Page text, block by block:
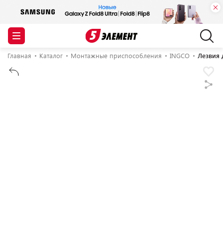
Главная Каталог Монтажные приспособления INGCO Лезвия